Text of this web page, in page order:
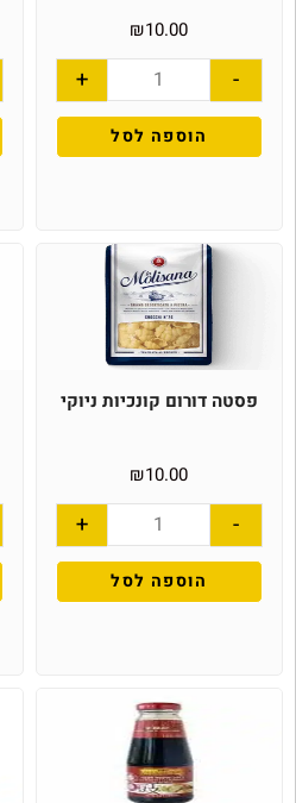
₪10.00
-
+
הוספה לסל
פסטה דורום קונכיות ניוקי
₪10.00
-
+
הוספה לסל